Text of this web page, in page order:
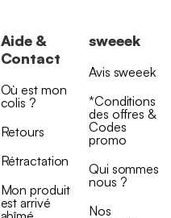
Aide &
Contact
Où est mon
colis ?
Retours
Rétractation
Mon produit
est arrivé
sweeek
Avis sweeek
*Conditions
des offres &
Codes
promo
Qui sommes
nous ?
Nos